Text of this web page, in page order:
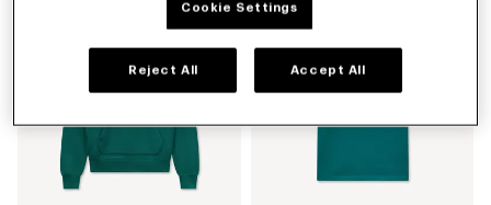
Cookie Settings
Reject All Accept All